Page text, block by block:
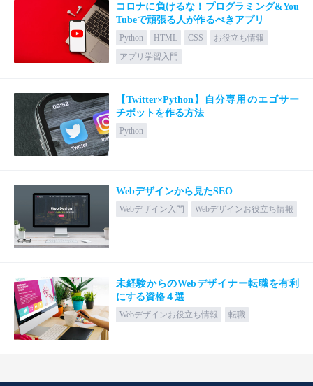
コロナに負けるな！プログラミング&You
Tubeで頑張る人が作るべきアプリ
Python HTML CSS
お役立ち情報
アプリ学習入門
【Twitter×Python】自分専用のエゴサー
チボットを作る方法
Python
Webデザインから見たSEO
Webデザイン入門 Webデザインお役立ち情報
未経験からのWebデザイナー転職を有利
にする資格４選
Webデザインお役立ち情報 転職